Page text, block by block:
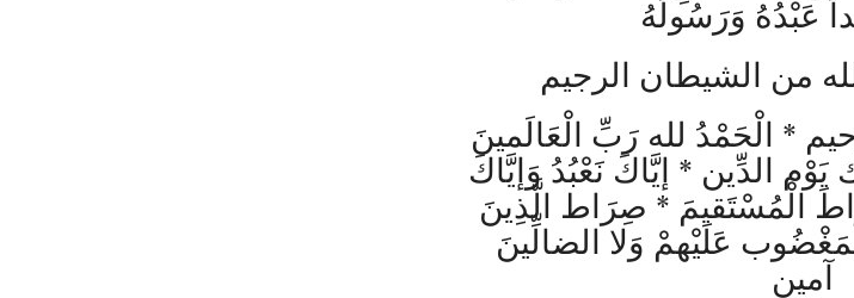
من الشيطان الرجيم
* الْحَمْدُ لله رَبِّ الْعَالَمينَ
يَوْم الدِّين * إيَّاكَ نَعْبُدُ وَإيَّاكَ
الْمُسْتَقيمَ * صِرَاط الَّذِينَ
عَلَيْهمْ وَلا الضالِّينَ
آمين